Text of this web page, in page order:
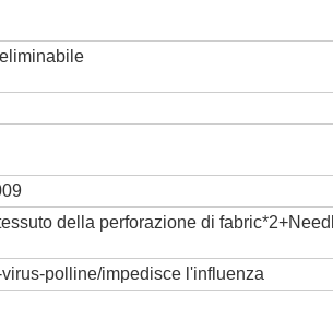
della perforazione di
polline/impedisce l'influenza